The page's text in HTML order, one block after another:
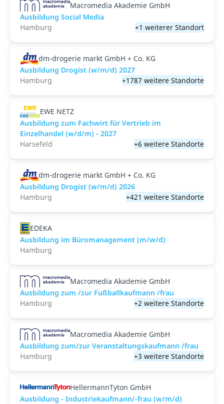
Macromedia Akademie GmbH
Ausbildung Social Media
Hamburg
+1 weiterer Standort
dm-drogerie markt GmbH + Co. KG
Ausbildung Drogist (w/m/d) 2027
Hamburg
+1787 weitere Standorte
EWE NETZ
Ausbildung zum Fachwirt für Vertrieb im
Einzelhandel (w/d/m) - 2027
Harsefeld
+6 weitere Standorte
dm-drogerie markt GmbH + Co. KG
Ausbildung Drogist (w/m/d) 2026
Hamburg
+421 weitere Standorte
EDEKA
Ausbildung im Büromanagement (m/w/d)
Hamburg
Macromedia Akademie GmbH
Ausbildung zum /zur Fußballkaufmann /frau
Hamburg
+2 weitere Standorte
Macromedia Akademie GmbH
Ausbildung zum/zur Veranstaltungs­kaufmann /frau
Hamburg
+3 weitere Standorte
HellermannTyton GmbH
Ausbildung - Industriekaufmann/-frau (w/m/d)